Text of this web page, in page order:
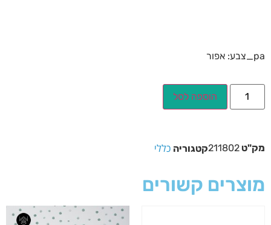
pa_צבע: אפור
הוספה לסל
מק"ט 211802קטגוריה כללי
מוצרים קשורים